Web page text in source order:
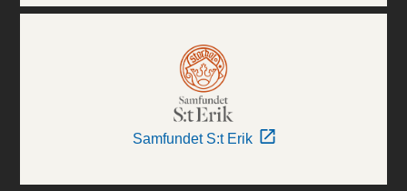
Samfundet S:t Erik